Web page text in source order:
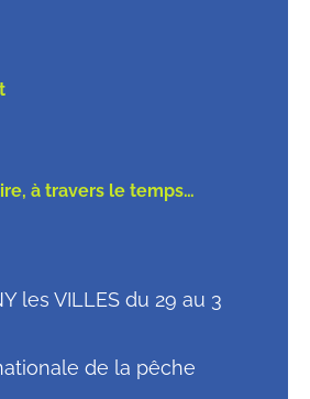
à travers le temps…
les VILLES du 29 au 3
de la pêche